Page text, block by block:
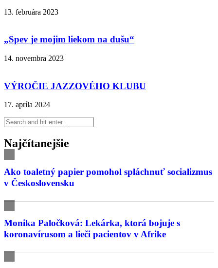
13. februára 2023
„Spev je mojim liekom na dušu“
14. novembra 2023
VÝROČIE JAZZOVÉHO KLUBU
17. apríla 2024
Najčítanejšie